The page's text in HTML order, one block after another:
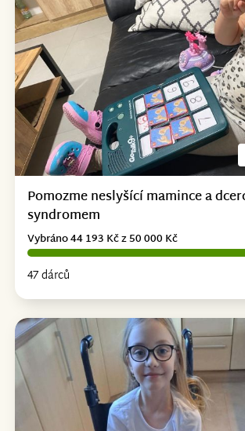
Pomozme neslyšící mamince a
syndromem
47 dárců
Vybráno 44 193 Kč z 50 000 Kč